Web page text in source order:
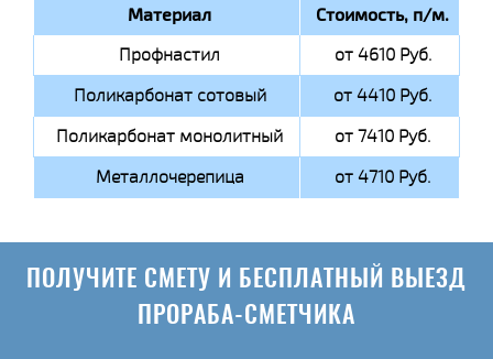
Материал Стоимость, п/м.
Профнастил
от 4610 Руб.
Поликарбонат сотовый
от 4410 Руб.
Поликарбонат монолитный
от 7410 Руб.
Металлочерепица
от 4710 Руб.
ПОЛУЧИТЕ СМЕТУ И БЕСПЛАТНЫЙ ВЫЕЗД
ПРОРАБА-СМЕТЧИКА